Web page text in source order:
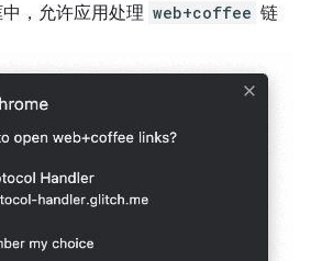
，允许应用处理 web+coffee 链